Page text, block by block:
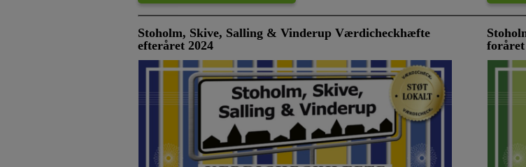
Stoholm, Skive, Salling & Vinderup Værdicheckhæfte
efteråret 2024
foråret